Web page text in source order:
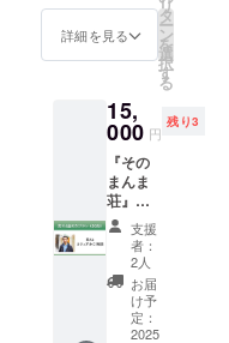
いで
す！
て飛び
込める
世界を
そし
て、皆
さまの
ような
素敵な
方々と
出会
い、新
たな視
点や学
び、刺
激を得
て輝い
せくだ
さい ※
期が変
更とな
る場合
は事前
に連絡
させて
いただ
きます
ので、
ご了承
くださ
い。 ※
メッ
で、
【スポ
一覧】
でお名
前掲載
③活動
報告レ
ポート
にお名
前掲載
④オー
ナー荒
木から
のお礼
メッ
集を予
定して
送付時
期が変
更とな
る場合
は事前
に連絡
させて
いただ
きます
ので、
ご了承
くださ
報告会
招待 ②
ポート
(10月送
付予定)
③若者3
名にシ
ン その
まんま
荘の24
時間滞
在を提
供！ ※
滞在す
や経験
につい
機会も
ご用
意！
『シン
そのま
んま
荘』を
支えて
くだ
さった
皆さま
に、若
まんま
荘に滞
名の相
談に乗
ターン
です。
荒木に
相談し
た若者
からあ
なた
へ、感
謝の
り添
い、彼
らの挑
してき
まし
た。こ
れから
もその
経験を
活かし
て、一
人一人
の想い
に向き
合い続
けま
詳細を見る
リ
タ
ー
ン
を
選
択
す
る
15,
000 円
残り3
『その
まんま
荘』の
運営を
通じ
て、
1000名
もの若
者の人
生の節
支援
者：
2人
お届
け予
定：
2025